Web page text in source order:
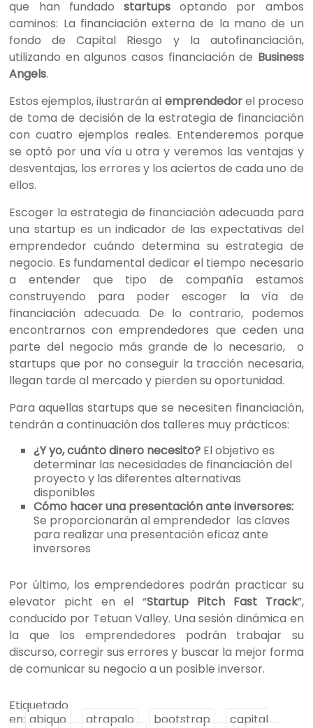
que han fundado startups optando por ambos
caminos: La financiación externa de la mano de un
fondo de Capital Riesgo y la autofinanciación,
utilizando en algunos casos financiación de Business
Angels.
Estos ejemplos, ilustrarán al emprendedorel proceso
de toma de decisión de la estrategia de financiación
con cuatro ejemplos reales. Entenderemos porque
se optó por una vía u otra y veremos las ventajas y
desventajas, los errores y los aciertos de cada uno de
ellos.
Escoger la estrategia de financiación adecuada para
una startup es un indicador de las expectativas del
emprendedor cuándo determina su estrategia de
negocio. Es fundamental dedicar el tiempo necesario
a entender que tipo de compañía estamos
construyendo para poder escoger la vía de
financiación adecuada. De lo contrario, podemos
encontrarnos con emprendedores que ceden una
parte del negocio más grande de lo necesario, o
startups que por no conseguir la tracción necesaria,
llegan tarde al mercado y pierden su oportunidad.
Para aquellas startups que se necesiten financiación,
tendrán a continuación dos talleres muy prácticos:
¿Y yo, cuánto dinero necesito? El objetivo es
determinar las necesidades de financiación del
proyecto y las diferentes alternativas
disponibles
Cómo hacer una presentación ante inversores:
Se proporcionarán al emprendedor las claves
para realizar una presentación eficaz ante
inversores
Por último, los emprendedores podrán practicar su
elevator picht en el “Startup Pitch Fast Track”,
conducido por Tetuan Valley. Una sesión dinámica en
la que los emprendedores podrán trabajar su
discurso, corregir sus errores y buscar la mejor forma
de comunicar su negocio a un posible inversor.
Etiquetado
en: abiquo atrapalo bootstrap
capital